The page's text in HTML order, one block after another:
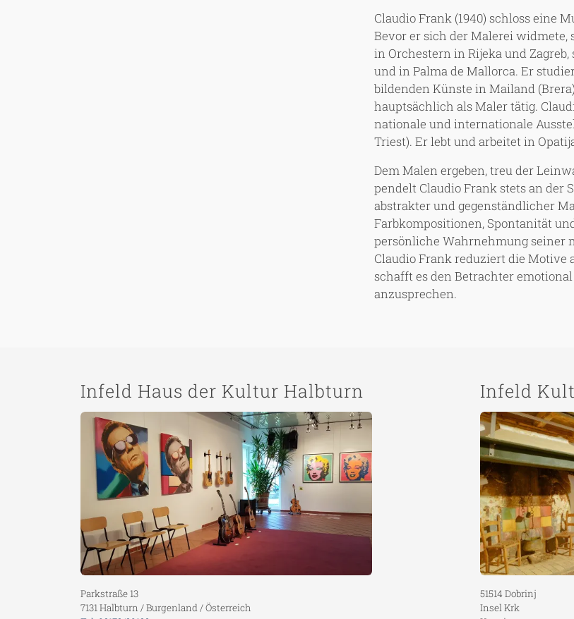
Claudio Frank (1940) schloss eine
Bevor er sich der Malerei widmete,
in Orchestern in Rijeka und
und in Palma de Mallorca. Er
bildenden Künste in Mailand
hauptsächlich als Maler tätig.
nationale und internationale
Triest). Er lebt und arbeitet in
Dem Malen ergeben, treu der
pendelt Claudio Frank stets an der
abstrakter und gegenständlicher
Farbkompositionen, Spontanität
persönliche Wahrnehmung seiner
Claudio Frank reduziert die Motive
schafft es den Betrachter
anzusprechen.
Infeld Haus der Kultur Halbturn
Parkstraße 13
7131 Halbturn / Burgenland / Österreich
Infeld
51514 Dobrinj
Insel Krk